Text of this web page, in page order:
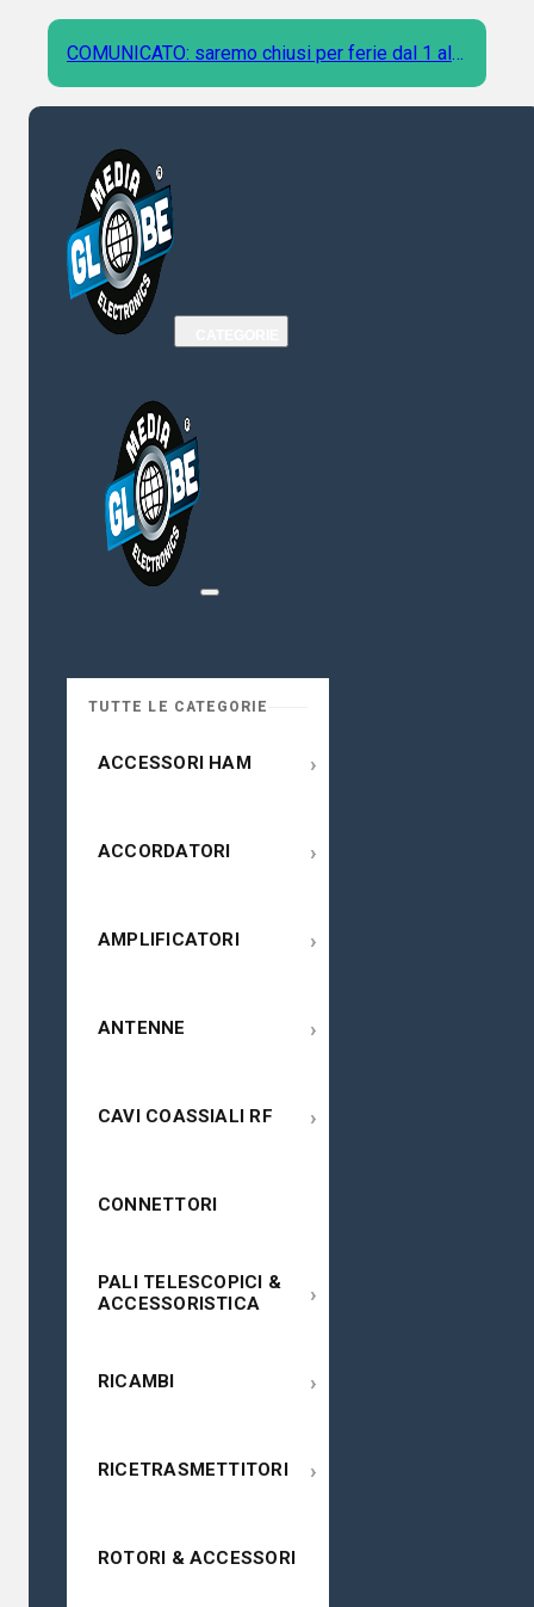
COMUNICATO: saremo chiusi per ferie dal 1 al 9
Agosto
TUTTE LE CATEGORIE
ACCESSORI HAM ›
ACCORDATORI ›
AMPLIFICATORI ›
ANTENNE ›
CAVI COASSIALI RF ›
CONNETTORI
PALI TELESCOPICI &
ACCESSORISTICA
›
RICAMBI ›
RICETRASMETTITORI ›
ROTORI & ACCESSORI